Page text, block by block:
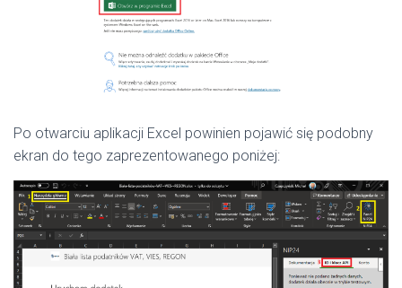
Po otwarciu aplikacji Excel powinien pojawić się podobny
ekran do tego zaprezentowanego poniżej: